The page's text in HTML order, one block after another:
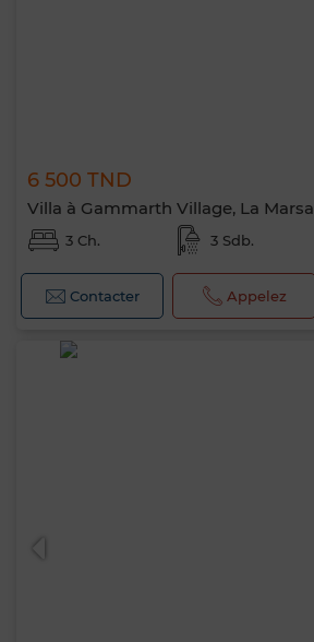
6 500 TND
Villa à Gammarth Village, La Marsa
3 Ch. 3 Sdb.
Contacter Appelez